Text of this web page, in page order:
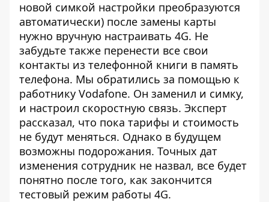
новой симкой настройки преобразуются
автоматически) после замены карты
нужно вручную настраивать 4G. Не
забудьте также перенести все свои
контакты из телефонной книги в память
телефона. Мы обратились за помощью к
работнику Vodafone. Он заменил и симку,
и настроил скоростную связь. Эксперт
рассказал, что пока тарифы и стоимость
не будут меняться. Однако в будущем
возможны подорожания. Точных дат
изменения сотрудник не назвал, все будет
понятно после того, как закончится
тестовый режим работы 4G.